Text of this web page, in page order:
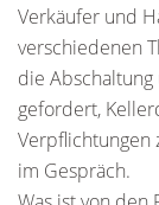
Verkäufer und
verschiedenen
die
gefordert,
Verpflichtungen
im Gespräch.